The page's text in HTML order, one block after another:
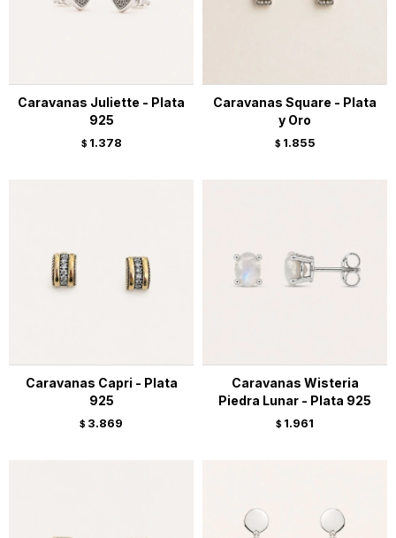
Caravanas Juliette - Plata
925
$ 1.378
Caravanas Square - Plata
y Oro
$ 1.855
Caravanas Capri - Plata
925
$ 3.869
Caravanas Wisteria
Piedra Lunar - Plata 925
$ 1.961